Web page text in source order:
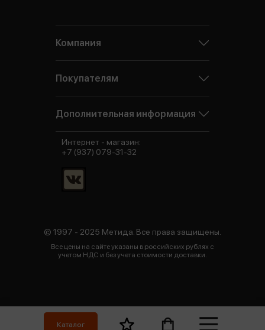
Каталог
Компания
Покупателям
Дополнительная информация
© 1997 - 2025 Метида. Все права защищены.
Все цены на сайте указаны в российских рублях с
учетом НДС и без учета стоимости доставки.
Интернет - магазин:
+7 (937) 079-31-32